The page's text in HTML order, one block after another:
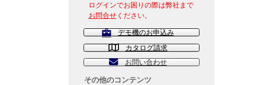
ログインでお困りの際は弊社まで
お問合せください。
デモ機のお申込み
カタログ請求
お問い合わせ
その他のコンテンツ